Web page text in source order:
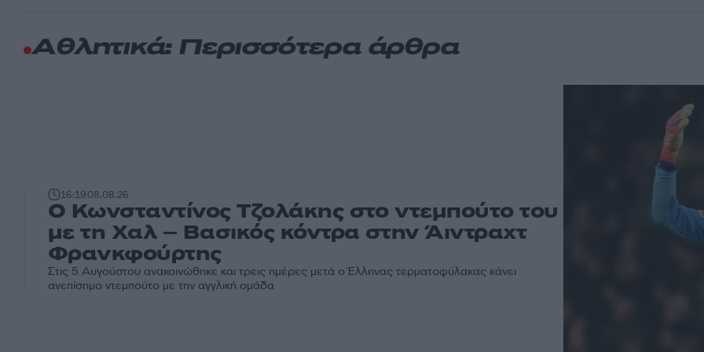
Αθλητικά: Περισσότερα άρθρα
16:1908.08.26
Ο Κωνσταντίνος Τζολάκης στο ντεμπούτο του
με τη Χαλ – Βασικός κόντρα στην Άιντραχτ
Φρανκφούρτης
Στις 5 Αυγούστου ανακοινώθηκε και τρεις ημέρες μετά ο Έλληνας τερματοφύλακας κάνει
ανεπίσημο ντεμπούτο με την αγγλική ομάδα